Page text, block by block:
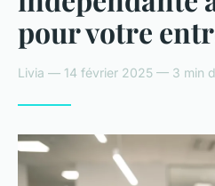
pour votre
Livia — 14 février 2025 — 3 min